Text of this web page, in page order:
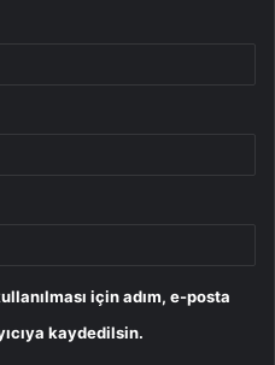
için adım, e-posta
kaydedilsin.